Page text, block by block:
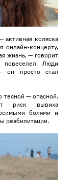
активная коляска
онлайн-концерту,
жизнь, — говорит
Люди
он просто стал
тесной — опасной.
риск вывиха
болями и
реабилитации.